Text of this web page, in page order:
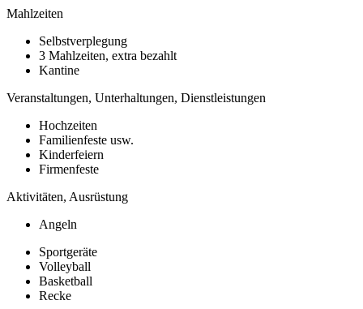
Mahlzeiten
Selbstverplegung
3 Mahlzeiten, extra bezahlt
Kantine
Veranstaltungen, Unterhaltungen, Dienstleistungen
Hochzeiten
Familienfeste usw.
Kinderfeiern
Firmenfeste
Aktivitäten, Ausrüstung
Angeln
Sportgeräte
Volleyball
Basketball
Recke